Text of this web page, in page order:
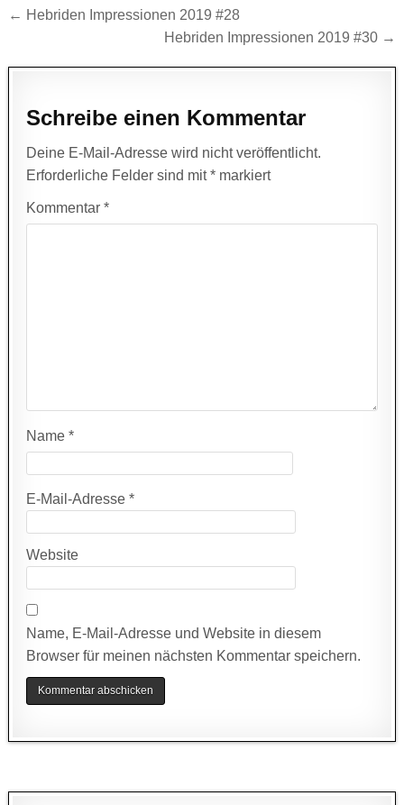
Beitragsnavigation
← Hebriden Impressionen 2019 #28
Hebriden Impressionen 2019 #30 →
Schreibe einen Kommentar
Deine E-Mail-Adresse wird nicht veröffentlicht.
Erforderliche Felder sind mit* markiert
Kommentar*
Name*
E-Mail-Adresse*
Website
Name, E-Mail-Adresse und Website in diesem
Browser für meinen nächsten Kommentar speichern.